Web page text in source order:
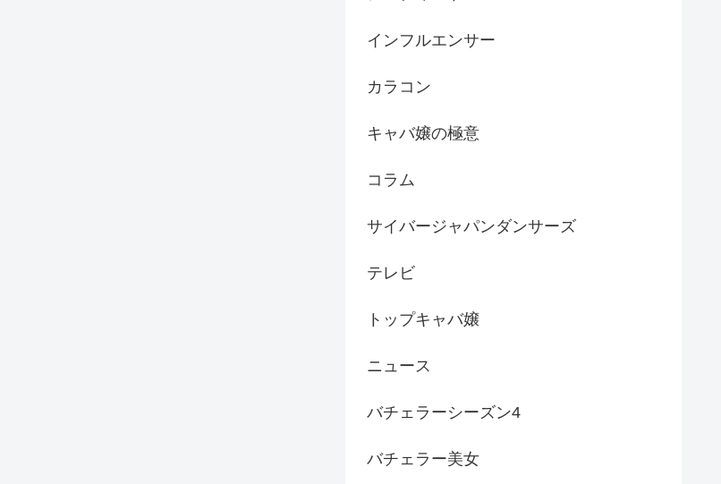
インフルエンサー
カラコン
キャバ嬢の極意
コラム
サイバージャパンダンサーズ
テレビ
トップキャバ嬢
ニュース
バチェラーシーズン4
バチェラー美女